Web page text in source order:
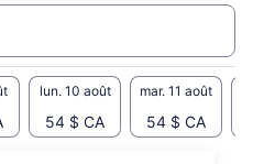
lun. 10 août
54 $ CA
mar. 11 août
54 $ CA